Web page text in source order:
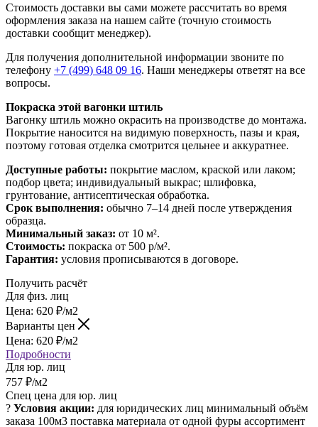
Стоимость доставки вы сами можете рассчитать во время
оформления заказа на нашем сайте (точную стоимость
доставки сообщит менеджер).
Для получения дополнительной информации звоните по
телефону +7 (499) 648 09 16. Наши менеджеры ответят на все
вопросы.
Покраска этой вагонки штиль
Вагонку штиль можно окрасить на производстве до монтажа.
Покрытие наносится на видимую поверхность, пазы и края,
поэтому готовая отделка смотрится цельнее и аккуратнее.
Доступные работы: покрытие маслом, краской или лаком;
подбор цвета; индивидуальный выкрас; шлифовка,
грунтование, антисептическая обработка.
Срок выполнения: обычно 7–14 дней после утверждения
образца.
Минимальный заказ: от 10 м².
Стоимость: покраска от 500 р/м².
Гарантия: условия прописываются в договоре.
Получить расчёт
Для физ. лиц
Цена: 620 ₽/м2
Варианты цен
Цена: 620 ₽/м2
Подробности
Для юр. лиц
757 ₽/м2
Спец цена для юр. лиц
? Условия акции: для юридических лиц минимальный объём
заказа 100м3 поставка материала от одной фуры ассортимент